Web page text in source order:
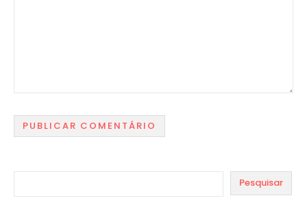
Pesquisar